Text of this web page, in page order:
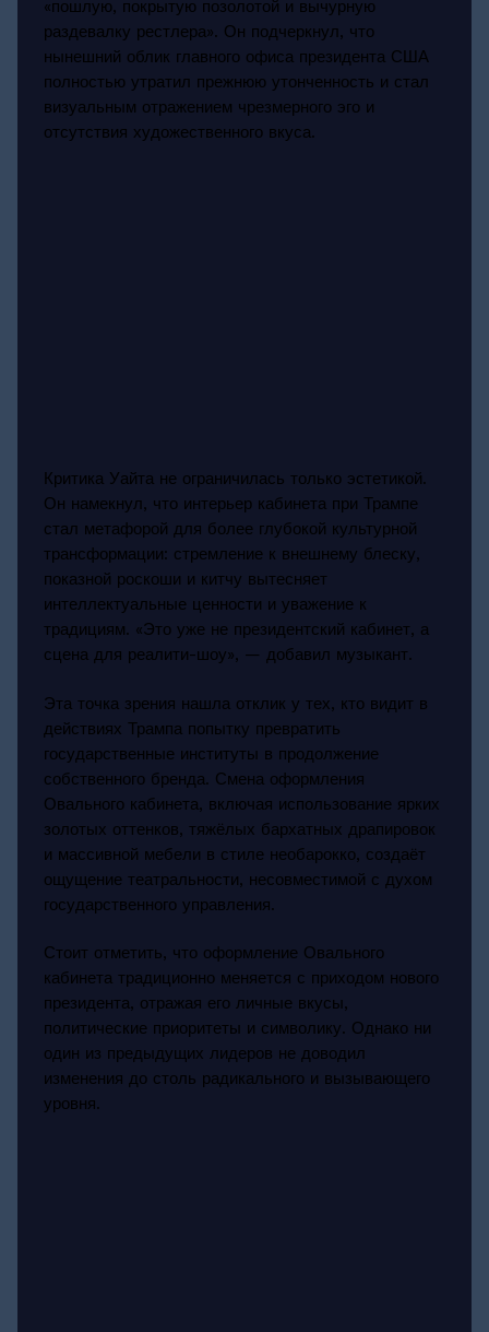
«пошлую, покрытую позолотой и вычурную
раздевалку рестлера». Он подчеркнул, что
нынешний облик главного офиса президента США
полностью утратил прежнюю утонченность и стал
визуальным отражением чрезмерного эго и
отсутствия художественного вкуса.
Критика Уайта не ограничилась только эстетикой.
Он намекнул, что интерьер кабинета при Трампе
стал метафорой для более глубокой культурной
трансформации: стремление к внешнему блеску,
показной роскоши и китчу вытесняет
интеллектуальные ценности и уважение к
традициям. «Это уже не президентский кабинет, а
сцена для реалити-шоу», — добавил музыкант.
Эта точка зрения нашла отклик у тех, кто видит в
действиях Трампа попытку превратить
государственные институты в продолжение
собственного бренда. Смена оформления
Овального кабинета, включая использование ярких
золотых оттенков, тяжёлых бархатных драпировок
и массивной мебели в стиле необарокко, создаёт
ощущение театральности, несовместимой с духом
государственного управления.
Стоит отметить, что оформление Овального
кабинета традиционно меняется с приходом нового
президента, отражая его личные вкусы,
политические приоритеты и символику. Однако ни
один из предыдущих лидеров не доводил
изменения до столь радикального и вызывающего
уровня.